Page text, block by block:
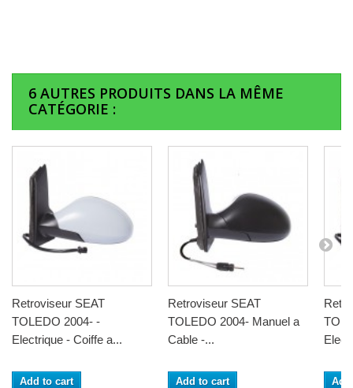
6 AUTRES PRODUITS DANS LA MÊME
CATÉGORIE :
Retroviseur SEAT
TOLEDO 2004- -
Electrique - Coiffe a...
Add to cart
Retroviseur SEAT
TOLEDO 2004- Manuel a
Cable -...
Add to cart